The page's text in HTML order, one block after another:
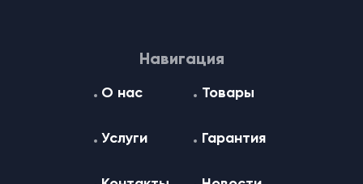
Навигация
О нас Товары
Услуги Гарантия